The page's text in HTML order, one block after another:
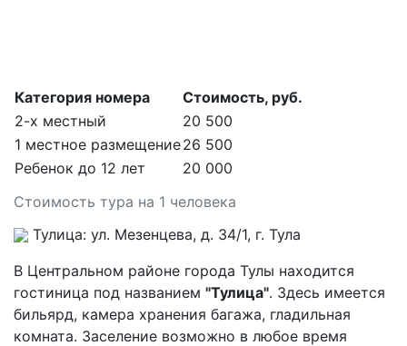
Стоимость тура на 1 человека
Категория номера
Стоимость, руб.
2-х местный
20 500
1 местное размещение26 500
Ребенок до 12 лет
20 000
Тулица: ул. Мезенцева, д. 34/1, г. Тула
В Центральном районе города Тулы находится
гостиница под названием "Тулица". Здесь имеется
бильярд, камера хранения багажа, гладильная
комната. Заселение возможно в любое время